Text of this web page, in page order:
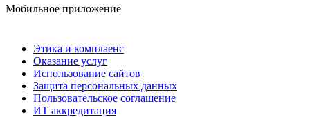
Мобильное приложение
Этика и комплаенс
Оказание услуг
Использование сайтов
Защита персональных данных
Пользовательское соглашение
ИТ аккредитация